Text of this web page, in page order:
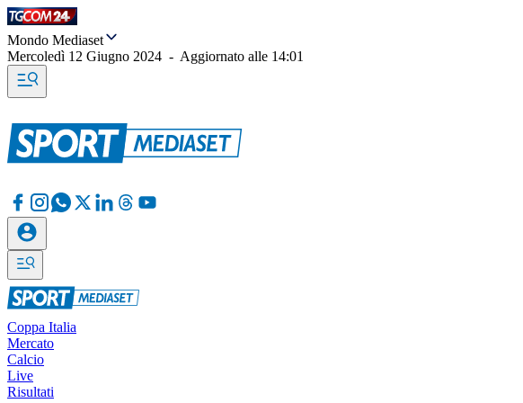
Mondo Mediaset
Mercoledì 12 Giugno 2024 - Aggiornato alle 14:01
Coppa Italia
Mercato
Calcio
Live
Risultati